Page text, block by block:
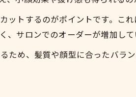
髪デザインの選び方ポイント
ーバング最新トレンド解説
ングの今季トレンドと前髪事情
旬のシースルーバング特集
トするのがポイントです。こ
サロンでのオーダーが増加して
ため、髪質や顔型に合ったバラ